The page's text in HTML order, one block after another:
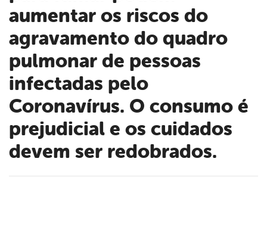
aumentar os riscos do
agravamento do quadro
pulmonar de pessoas
infectadas pelo
Coronavírus. O consumo é
prejudicial e os cuidados
devem ser redobrados.